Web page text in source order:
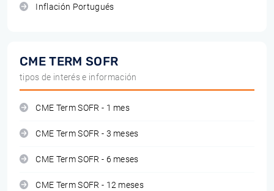
Inflación Portugués
CME TERM SOFR
tipos de interés e información
CME Term SOFR - 1 mes
CME Term SOFR - 3 meses
CME Term SOFR - 6 meses
CME Term SOFR - 12 meses